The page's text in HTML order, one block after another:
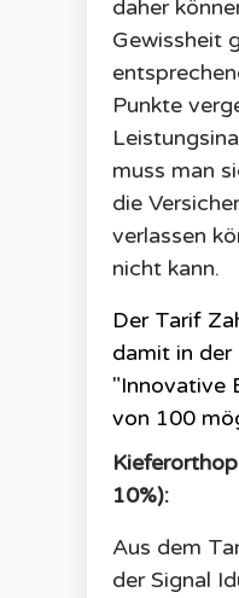
daher
Gewissheit
Punkte
muss man
die
verlassen
nicht kann.
Der Tarif
damit in der
"Innovative
von 100
10%):
Aus dem
derSignal